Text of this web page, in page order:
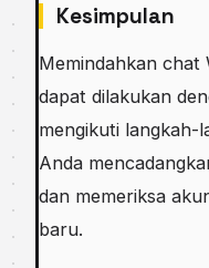
Kesimpulan
Memindahkan
dapat dilakukan
mengikuti langkah-
Anda
dan memeriksa
baru.